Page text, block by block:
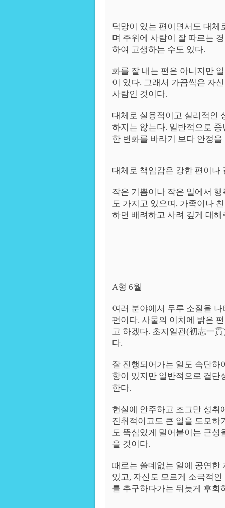
덕망이 있는 편이면서도 대
며 주위에 사람이 잘 따르는
하여 고생하는 수도 있다.
화를 잘 내는 편은 아니지만
이 있다. 그래서 가끔씩은 자
사람인 것이다.
대체로 실용적이고 실리적인
하지는 않는다. 일반적으로
한 변화를 바라기 보다 안정
대체로 책임감은 강한 편이나
작은 기쁨이나 작은 일에서
도 가지고 있으며, 가족이나
하면 배려하고 사려 깊게 대
A형 6월
여러 분야에서 두루 소질을
편이다. 사물의 이치에 밝은
고 하겠다. 초지일관(初志一
다.
잘 진행되어가는 일도 속단하
향이 있지만 일반적으로 결
한다.
현실에 안주하고 조그만 성취
진취적이고도 큰 일을 도모하
도 뚝심있게 밀어붙이는 근성
을 것이다.
때로는 쓸데없는 일에 공연한
있고, 자신도 모르게 소극적
를 추구하다가는 뒤늦게 후회